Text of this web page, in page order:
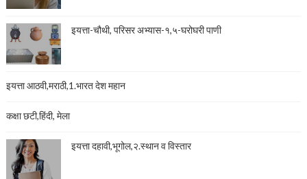
इयत्ता-चौथी, परिसर अभ्यास-१,५-घरोघरी पाणी
इयत्ता आठवी,मराठी,1.भारत देश महान
कक्षा छटी,हिंदी, मेला
इयत्ता दहावी,भूगोल,२.स्थान व विस्तार